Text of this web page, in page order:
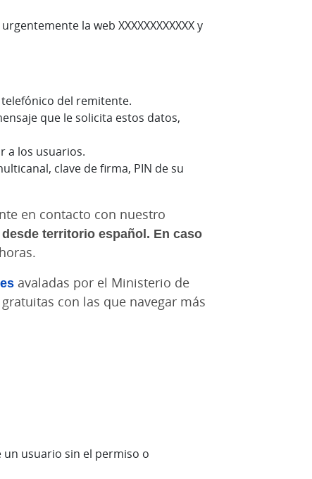
la web XXXXXXXXXXXX y
del remitente.
que le solicita estos datos,
a los usuarios.
clave de firma, PIN de su
en contacto con nuestro
territorio español. En caso
avaladas por el Ministerio de
con las que navegar más
usuario sin el permiso o